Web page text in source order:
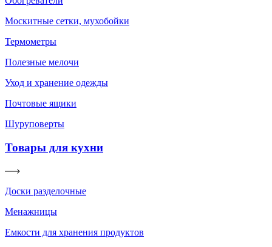
Москитные сетки, мухобойки
Термометры
Полезные мелочи
Уход и хранение одежды
Почтовые ящики
Шуруповерты
Товары для кухни
Доски разделочные
Менажницы
Емкости для хранения продуктов